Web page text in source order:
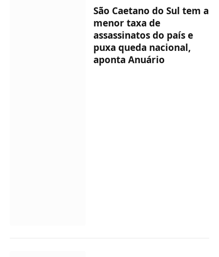
São Caetano do Sul tem a
menor taxa de
assassinatos do país e
puxa queda nacional,
aponta Anuário